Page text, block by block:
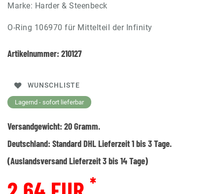
Marke: Harder & Steenbeck
O-Ring 106970 für Mittelteil der Infinity
Artikelnummer: 210127
WUNSCHLISTE
Lagernd - sofort lieferbar
Versandgewicht: 20Gramm.
Deutschland: Standard DHL Lieferzeit 1 bis 3 Tage.
(Auslandsversand Lieferzeit 3 bis 14 Tage)
*